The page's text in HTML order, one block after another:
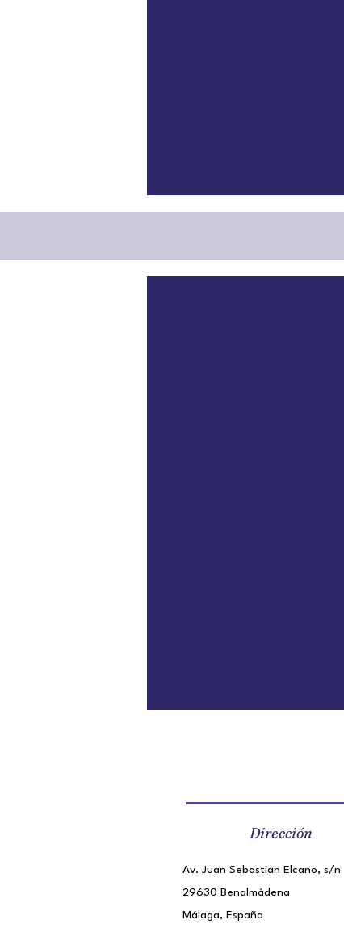
Dirección
Av. Juan Sebastian Elcano, s/n
29630 Benalmádena
Málaga, España